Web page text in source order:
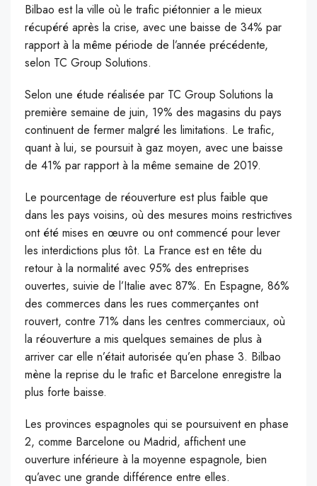
Bilbao est la ville où le trafic piétonnier a le mieux
récupéré après la crise, avec une baisse de 34% par
rapport à la même période de l’année précédente,
selon TC Group Solutions.
Selon une étude réalisée par TC Group Solutions la
première semaine de juin, 19% des magasins du pays
continuent de fermer malgré les limitations. Le trafic,
quant à lui, se poursuit à gaz moyen, avec une baisse
de 41% par rapport à la même semaine de 2019.
Le pourcentage de réouverture est plus faible que
dans les pays voisins, où des mesures moins restrictives
ont été mises en œuvre ou ont commencé pour lever
les interdictions plus tôt. La France est en tête du
retour à la normalité avec 95% des entreprises
ouvertes, suivie de l’Italie avec 87%. En Espagne, 86%
des commerces dans les rues commerçantes ont
rouvert, contre 71% dans les centres commerciaux, où
la réouverture a mis quelques semaines de plus à
arriver car elle n’était autorisée qu’en phase 3. Bilbao
mène la reprise du le trafic et Barcelone enregistre la
plus forte baisse.
Les provinces espagnoles qui se poursuivent en phase
2, comme Barcelone ou Madrid, affichent une
ouverture inférieure à la moyenne espagnole, bien
qu’avec une grande différence entre elles.